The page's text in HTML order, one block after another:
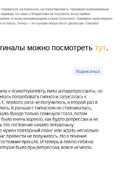
можно посмотреть тут.